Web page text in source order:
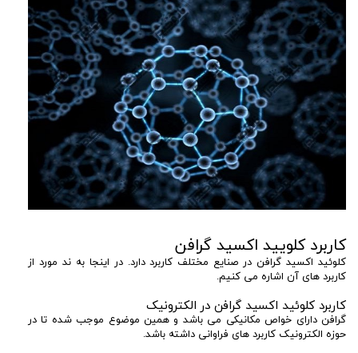
کاربرد کلویید اکسید گرافن
کلوئید اکسید گرافن در صنایع مختلف کاربرد دارد. در اینجا به ند مورد از
کاربرد های آن اشاره می کنیم.
کاربرد کلوئید اکسید گرافن در الکترونیک
گرافن دارای خواص مکانیکی می باشد و همین موضوع موجب شده تا در
حوزه الکترونیک کاربرد های فراوانی داشته باشد.